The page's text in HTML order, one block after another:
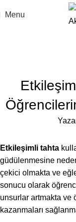
Menu
Etkileşimli tahta
güdülenmesine
çekici olmakta ve
sonucu olarak
unsurlar artmakta ve
kazanmaları